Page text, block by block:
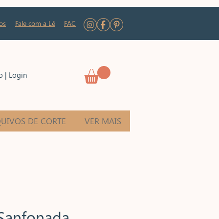
Fale com a Lê FAC
| Login
DE CORTE VER MAIS